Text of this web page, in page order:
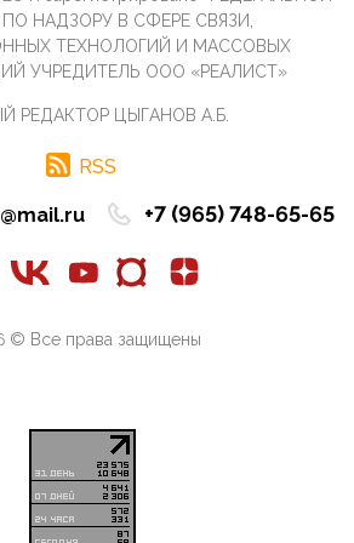
завозом в Россию
в общем-то понимают,
стали известны подробности
"Орланами",которые
фронте. Противник вновь
на украинском ТВД.
многонациональной страны
с Украиной, где людей
НАДЗОРУ В СФЕРЕ СВЯЗИ,
ТЕХНОЛОГИЙ И МАССОВЫХ
УЧРЕДИТЕЛЬ ООО «РЕАЛИСТ»
РЕДАКТОР ЦЫГАНОВ А.Б.
RSS
+7 (965) 748-65-65
© Все права защищены